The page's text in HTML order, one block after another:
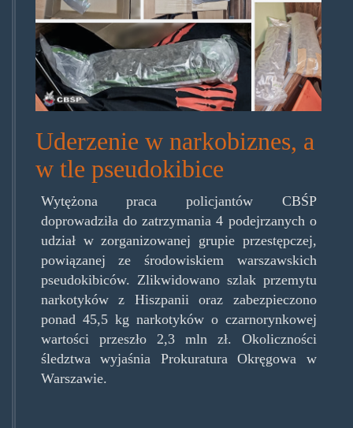
Uderzenie w narkobiznes, a
w tle pseudokibice
Wytężona praca policjantów CBŚP
doprowadziła do zatrzymania 4 podejrzanych o
udział w zorganizowanej grupie przestępczej,
powiązanej ze środowiskiem warszawskich
pseudokibiców. Zlikwidowano szlak przemytu
narkotyków z Hiszpanii oraz zabezpieczono
ponad 45,5 kg narkotyków o czarnorynkowej
wartości przeszło 2,3 mln zł. Okoliczności
śledztwa wyjaśnia Prokuratura Okręgowa w
Warszawie.